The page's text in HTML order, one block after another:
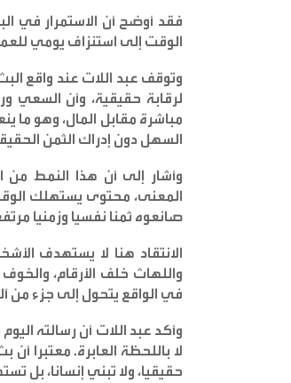
فقد أوضح أن الاستمرار في
الوقت إلى استنزاف يومي
وتوقف عبد اللات عند واقع
لرقابة حقيقية، وأن السعي
مباشرة مقابل المال، وهو
السهل دون إدراك الثمن
وأشار إلى أن هذا النمط من
المعنى، محتوى يستهلك الوقت
صانعوه ثمنا نفسيا وزمنيا
الانتقاد هنا لا يستهدف
واللهاث خلف الأرقام،
في الواقع يتحول إلى جزء من
وأكد عبد اللات أن رسالته
لا باللحظة العابرة. معتبرا
حقيقيا، ولا تبني إنسانا، بل